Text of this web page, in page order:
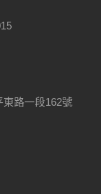
東路一段162號